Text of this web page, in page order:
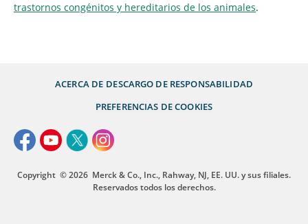
trastornos congénitos y hereditarios de los animales.
ACERCA DE DESCARGO DE RESPONSABILIDAD
PREFERENCIAS DE COOKIES
Copyright © 2026 Merck & Co., Inc., Rahway, NJ, EE. UU. y sus filiales.
Reservados todos los derechos.